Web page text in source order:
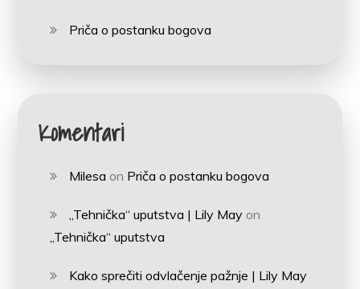
Priča o postanku bogova
Komentari
Milesa on Priča o postanku bogova
„Tehnička“ uputstva | Lily May on
„Tehnička“ uputstva
Kako sprečiti odvlačenje pažnje | Lily May